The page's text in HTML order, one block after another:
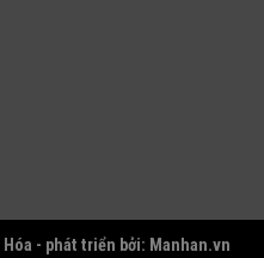
- phát triển bởi: Manhan.vn